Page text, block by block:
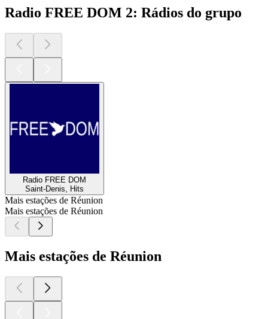
Radio FREE DOM 2: Rádios do grupo
Radio FREE DOM
Saint-Denis, Hits
Mais estações de Réunion
Mais estações de Réunion
Mais estações de Réunion